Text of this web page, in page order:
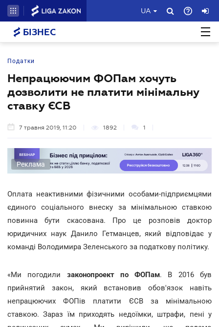
UA
БІЗНЕС
Податки
Непрацюючим ФОПам хочуть
дозволити не платити мінімальну
ставку ЄСВ
7 травня 2019, 11:20 1892 1
Реклама
Оплата неактивними фізичними особами-підприємцями
єдиного соціального внеску за мінімальною ставкою
повинна бути скасована. Про це розповів доктор
юридичних наук Данило Гетманцев, який відповідає у
команді Володимира Зеленського за податкову політику.
«Ми погодили законопроект по ФОПам. В 2016 був
прийнятий закон, який встановив обов'язок навіть
непрацюючих ФОПів платити ЄСВ за мінімальною
ставкою. Зараз їм приходять недоїмки, штрафи, пені у